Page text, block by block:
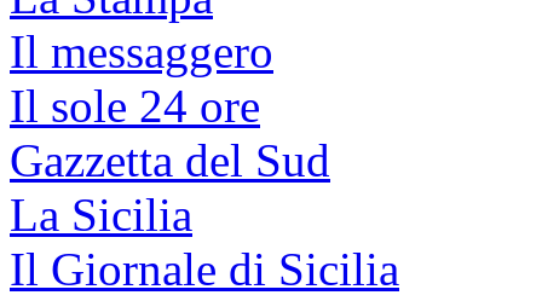
Il messaggero
Il sole 24 ore
Gazzetta del Sud
La Sicilia
Il Giornale di Sicilia